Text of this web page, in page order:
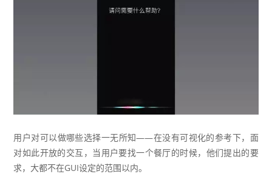
用户对可以做哪些选择一无所知——在没有可视化的参考下，面
对如此开放的交互，当用户要找一个餐厅的时候，他们提出的要
求，大都不在GUI设定的范围以内。